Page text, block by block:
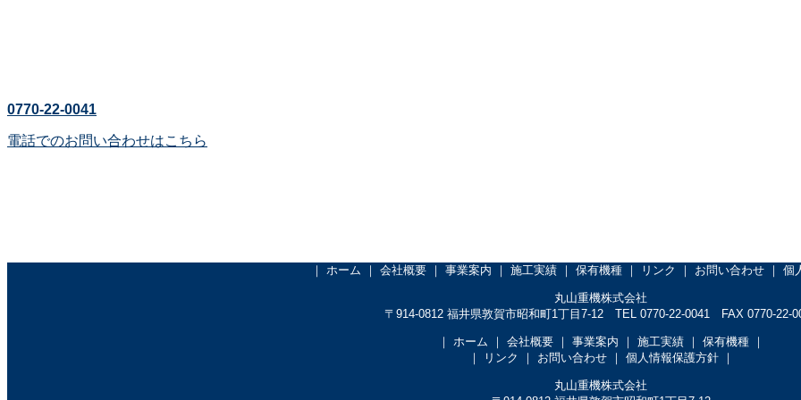
0770-22-0041
電話でのお問い合わせはこちら
｜ ホーム ｜ 会社概要｜ 事業案内 ｜ 施工実績｜ 保有機種｜ リンク ｜ お問い合わせ｜ 個
丸山重機株式会社
〒914-0812 福井県敦賀市昭和町1丁目7-12 TEL 0770-22-0041 FAX 0770-22-
｜ ホーム ｜ 会社概要｜ 事業案内 ｜ 施工実績 ｜ 保有機種｜
｜
リンク ｜ お問い合わせ｜ 個人情報保護方針｜
丸山重機株式会社